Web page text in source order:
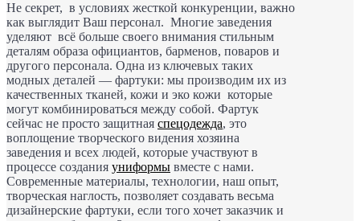
Не секрет, в условиях жесткой конкуренции, важно
как выглядит Ваш персонал. Многие заведения
уделяют всё больше своего внимания стильным
деталям образа официантов, барменов, поваров и
другого персонала. Одна из ключевых таких
модных деталей — фартуки: мы производим их из
качественных тканей, кожи и эко кожи которые
могут комбинироваться между собой. Фартук
сейчас не просто защитная спецодежда, это
воплощение творческого видения хозяина
заведения и всех людей, которые участвуют в
процессе создания униформы вместе с нами.
Современные материалы, технологии, наш опыт,
творческая наглость, позволяет создавать весьма
дизайнерские фартуки, если того хочет заказчик и